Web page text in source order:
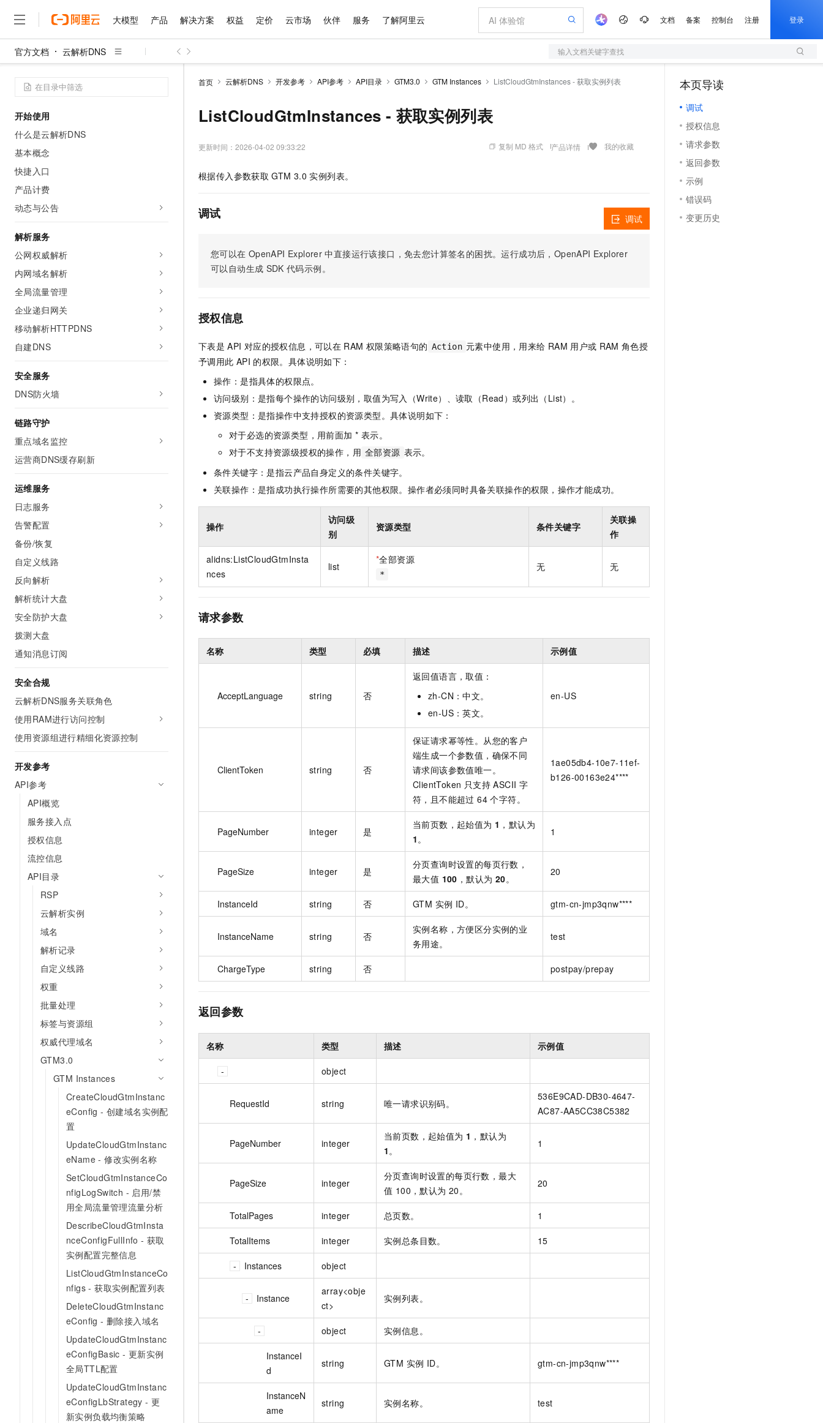
大模型 产品 解决方案 权益 定价 云市场 伙伴 服务 了解阿里云 文档 备案 控制台 注册 登录
官方文档 云解析DNS 输入文档关键字查找
开始使用
什么是云解析DNS
基本概念
快捷入口
产品计费
动态与公告
解析服务
公网权威解析
内网域名解析
全局流量管理
企业递归网关
移动解析HTTPDNS
自建DNS
安全服务
DNS防火墙
链路守护
重点域名监控
运营商DNS缓存刷新
运维服务
日志服务
告警配置
备份/恢复
自定义线路
反向解析
解析统计大盘
安全防护大盘
拨测大盘
通知消息订阅
安全合规
云解析DNS服务关联角色
使用RAM进行访问控制
使用资源组进行精细化资源控制
开发参考
API参考
API概览
服务接入点
授权信息
流控信息
API目录
RSP
云解析实例
域名
解析记录
自定义线路
权重
批量处理
标签与资源组
权威代理域名
GTM3.0
GTM Instances
CreateCloudGtmInstanc
eConfig - 创建域名实例配
置
UpdateCloudGtmInstanc
eName - 修改实例名称
SetCloudGtmInstanceCo
nfigLogSwitch - 启用/禁
用全局流量管理流量分析
DescribeCloudGtmInsta
nceConfigFullInfo - 获取
实例配置完整信息
ListCloudGtmInstanceCo
nfigs - 获取实例配置列表
DeleteCloudGtmInstanc
eConfig - 删除接入域名
UpdateCloudGtmInstanc
eConfigBasic - 更新实例
全局TTL配置
UpdateCloudGtmInstanc
eConfigLbStrategy - 更
新实例负载均衡策略
首页 云解析DNS 开发参考 API参考 API目录 GTM3.0 GTM Instances ListCloudGtmInstances - 获取实例列表
ListCloudGtmInstances - 获取实例列表
更新时间： 2026-04-02 09:33:22 复制 MD 格式 产品详情 我的收藏
根据传入参数获取 GTM 3.0 实例列表。
调试
您可以在 OpenAPI Explorer 中直接运行该接口，免去您计算签名的困扰。运行成功后，OpenAPI Explorer
可以自动生成 SDK 代码示例。
调试
授权信息
下表是 API 对应的授权信息，可以在 RAM 权限策略语句的 Action 元素中使用，用来给 RAM 用户或 RAM 角色授
予调用此 API 的权限。具体说明如下：
操作：是指具体的权限点。
访问级别：是指每个操作的访问级别，取值为写入（Write）、读取（Read）或列出（List）。
资源类型：是指操作中支持授权的资源类型。具体说明如下：
对于必选的资源类型，用前面加 * 表示。
对于不支持资源级授权的操作，用 全部资源 表示。
条件关键字：是指云产品自身定义的条件关键字。
关联操作：是指成功执行操作所需要的其他权限。操作者必须同时具备关联操作的权限，操作才能成功。
操作
访问级
别
资源类型 条件关键字
关联操
作
alidns:ListCloudGtmInsta
nces
list
*全部资源
*
无 无
请求参数
名称 类型 必填 描述 示例值
AcceptLanguage string 否
返回值语言，取值：
zh-CN：中文。
en-US：英文。
en-US
ClientToken string 否
保证请求幂等性。从您的客户
端生成一个参数值，确保不同
请求间该参数值唯一。
ClientToken 只支持 ASCII 字
符，且不能超过 64 个字符。
1ae05db4-10e7-11ef-
b126-00163e24****
PageNumber integer 是
当前页数，起始值为 1 ，默认为
1。
1
PageSize integer 是
分页查询时设置的每页行数，
最大值 100 ，默认为 20。
20
InstanceId string 否 GTM 实例 ID。 gtm-cn-jmp3qnw****
InstanceName string 否
实例名称，方便区分实例的业
务用途。
test
ChargeType string 否 postpay/prepay
返回参数
名称 类型 描述 示例值
object
RequestId string 唯一请求识别码。
536E9CAD-DB30-4647-
AC87-AA5CC38C5382
PageNumber integer
当前页数，起始值为 1 ，默认为
1 。
1
PageSize integer
分页查询时设置的每页行数，最大
值 100，默认为 20。
20
TotalPages integer 总页数。 1
TotalItems integer 实例总条目数。 15
Instances object
Instance
array<obje
ct>
实例列表。
object 实例信息。
InstanceI
d
string GTM 实例 ID。 gtm-cn-jmp3qnw****
InstanceN
ame
string 实例名称。 test
本页导读
调试
授权信息
请求参数
返回参数
示例
错误码
变更历史
大模型
千问AI平台 大模型服务平台百炼
Qwen3-VL-Plus
语音识别与合成
Qwen3-TTS-Flash
大模型服务
千问AI平台-Token Plan NEW
个人版上线、团队版降价；千问3.8-Max首发发尝鲜
千问AI平台-模型体验
在线体验全尺寸、多种模态的模型效果
Happy 系列大模型
新一代 AI 视频生成模型，深度适配广告营销等场景
大模型服务平台百炼-应用模版
丰富多元化的应用模版和解决方案
大模型服务平台百炼-智能体
灵活可视化地构建企业级 Agent
人工智能平台 PAI
Qoder HOT
大模型解决方案
10 分钟在聊天系统中增加一个 AI 助手 即刻拥有 DeepSeek-R1 满血版
产品
精选产品
计算
容器
存储
网络与CDN
安全
中间件
媒体服务
域名与网站
终端用户计算
Serverless
开发工具
迁移与运维管理
专有云
精选产品
多元化、高性能、安全可靠的大模型服务
无影云电脑
随时随地安全接入的云上超级电脑
云解析DNS
面向分析的企业级SaaS模式云数据仓库
提供智能易用的域名与建站服务
一站式AI开发、训练和推理服务
提供一站式管理容器应用的 K8s 服务
全托管，含MySQL、PostgreSQL、SQL Server、MariaDB多引擎
100%兼容MySQL、PostgreSQL，兼容Oracle，支持集中和分布式
云原生的云上边界网络安全防护产品
轻量应用服务器
数字证书管理服务（原SSL证书）
实现全站HTTPS，呈现可信的WEB访问
短信服务
大数据开发治理平台 DataWorks
解决方案
精选解决方案
互联网应用开发
大数据
现代化应用
安全
网络
可观测
上云与迁云
政企业务
精选解决方案
Hermes Agent，打造自进化智能体
自主进化，持久记忆，越用越聪明
快速拥有专属 OpenClaw
Qwen-Audio-3.0-Realtime 端到端实时语音角色扮演
一键购买专属联机服务器，轻松开启游戏
以可视化方式快速构建移动和 PC 门户网站
Agency Agents：拥有专属领域专家
HappyHorse 打造一站式影视创作平台
漫剧工坊：一站式动画创作平台
快速生产连贯的高质量长漫剧
10 分钟搭建微信、支付宝小程序
高效部署网站，快速应用到小程序
权益 普惠上云
推荐新用户得奖励，单订单最高返9万
云工开物
高校专属算力普惠，学生认证享300元代金券
免费试用
最高领取价值200元试用点，立即开启云上创新
140+云产品 免费试用
大模型ACA认证体验
AI 特惠
至高享 1亿+免费 tokens，加速 Al 应用落地
Qwen3.8-Max 首发尝鲜，限时加量 10 倍，夜间低至2折
送.CN域名，送备案服务码
AI 场景体验
从图文生成到视频创作，一键激活电商全链路生产力
0 代码专业建站，无忧落地极速上线
AI助力短剧漫剧创作，剧本、分镜、视频高效生成
AI 活动
AI 生产力先锋
先锋实践拓展 AI 生产力的边界
飞天发布时刻
所见，即是所愿
AI 实训营
从基础到进阶，Agent 创客手把手教你
创新加速
定价 产品定价
了解云产品的定价详情
云上成本管理
管理和优化成本
价格计算器
自助选配和估算价格
价格优势
配置报价器
阿里云 OPC 创新助力计划
Token 补贴，五大权
益加速 OPC 成功
云市场 精选商城
多端小程序
观测云
Tuya 物联网平台阿里云版
电子合同
AI空中课堂在线直播课堂（旗舰版）
生态解决方案
行业生态解决方案
开发者生态解决方案
AI 开发和 AI 应用解决方案
数据与 API
手机三要素
OCR 文字识别
快递物流查询
OA 办公系统
400电话
广告营销
基础软件
WordPress
建站小程序
定制建站
建站系统
专业服务
公司注册
上云迁移
代维服务
伙伴 成为销售伙伴
咨询伙伴
销售伙伴合作计划
无影生态合作计划
Consulting Partner 合作计划
成为产品伙伴
产品生态伙伴
产品伙伴合作计划
成为服务伙伴
服务伙伴合作计划
Al MaaS 服务伙伴赋能合作
伙伴信用分合作计划
更多支持
合作伙伴培训与认证
查询合作伙伴
登录合作伙伴管理后台
服务
了解阿里云 为什么选择阿里云
技术领先
分析师报告
研究报告与白皮书
AI 算法大赛
入门学习赛
最佳实践
云上奥运之旅
看见新力量
市场活动
高校合作
加入我们
校园招聘